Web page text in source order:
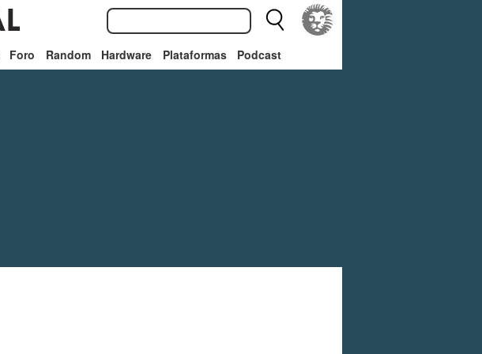
Foro Random Hardware Plataformas Podcast